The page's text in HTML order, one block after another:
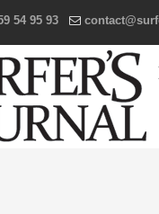
54 95 93